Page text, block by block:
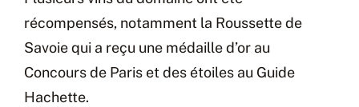
récompensés, notamment la Roussette de
Savoie qui a reçu une médaille d’or au
Concours de Paris et des étoiles au Guide
Hachette.